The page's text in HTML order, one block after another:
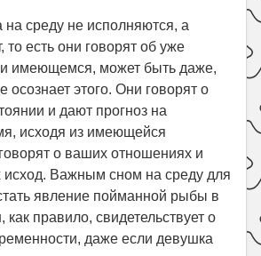
среду не исполняются, а
то есть они говорят об уже
имеющемся, может быть даже,
осознает этого. Они говорят о
и дают прогноз на
исходя из имеющейся
о ваших отношениях и
исход. Важным сном на среду для
явление пойманной рыбы в
как правило, свидетельствует о
даже если девушка